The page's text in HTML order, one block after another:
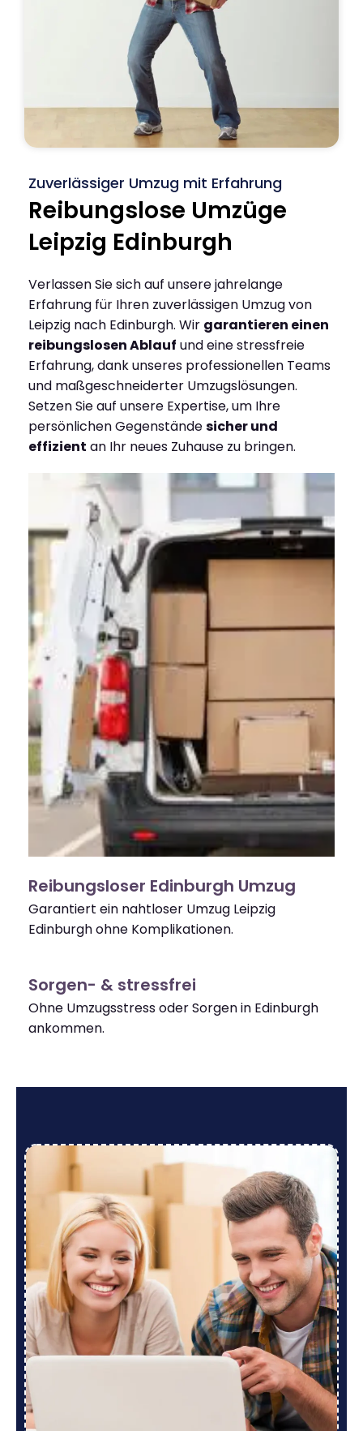
Zuverlässiger Umzug mit Erfahrung
Reibungslose Umzüge
Leipzig Edinburgh
Verlassen Sie sich auf unsere jahrelange
Erfahrung für Ihren zuverlässigen Umzug von
Leipzig nach Edinburgh. Wir garantieren einen
reibungslosen Ablauf und eine stressfreie
Erfahrung, dank unseres professionellen Teams
und maßgeschneiderter Umzugslösungen.
Setzen Sie auf unsere Expertise, um Ihre
persönlichen Gegenständesicher und
effizient an Ihr neues Zuhause zu bringen.
Reibungsloser Edinburgh Umzug
Garantiert ein nahtloser Umzug Leipzig
Edinburgh ohne Komplikationen.
Sorgen- & stressfrei
Ohne Umzugsstress oder Sorgen in Edinburgh
ankommen.